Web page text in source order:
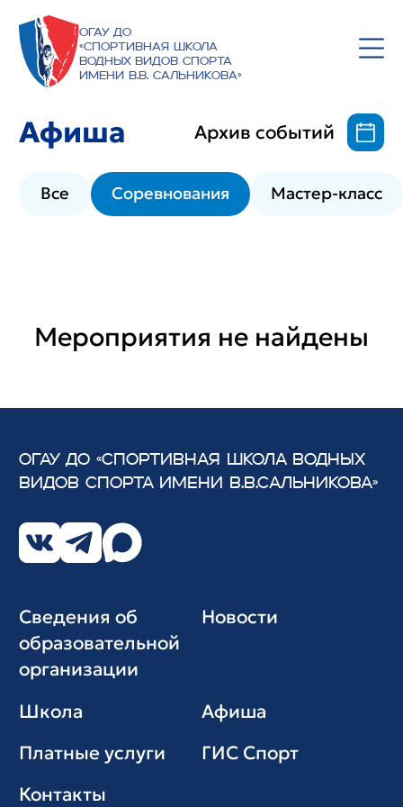
ОГАУ ДО
«Спортивная школа
водных видов спорта
имени В.В. Сальникова»
Афиша Архив событий
Все Соревнования Мастер-класс
Мероприятия не найдены
ОГАУ ДО «СПОРТИВНАЯ ШКОЛА ВОДНЫХ
ВИДОВ СПОРТА ИМЕНИ В.В.САЛЬНИКОВА»
Сведения об
образовательной
организации
Новости
Школа
Афиша
Платные услуги
ГИС Cпорт
Контакты